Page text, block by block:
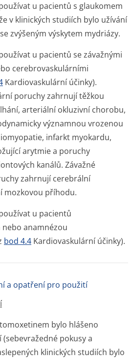
u pacientů s glaukomem
v klinických studiích bylo užívání
zvýšeným výskytem mydriázy.
u pacientů se závažnými
cerebrovaskulárními
Kardiovas­kulární účinky).
poruchy zahrnují těžkou
arteriální okluzivní chorobu,
významnou vrozenou
infarkt myokardu,
arytmie a poruchy
kanálů. Závažné
zahrnují cerebrální
mozkovou příhodu.
u pacientů
anamnézou
bod 4.4 Kardiovas­kulární účinky).
a opatření pro použití
bylo hlášeno
pokusy a
klinických studiích bylo